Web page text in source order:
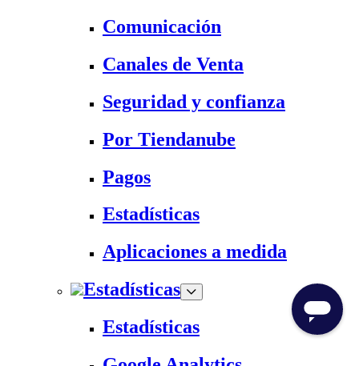
Comunicación
Canales de Venta
Seguridad y confianza
Por Tiendanube
Pagos
Estadísticas
Aplicaciones a medida
Estadísticas
Estadísticas